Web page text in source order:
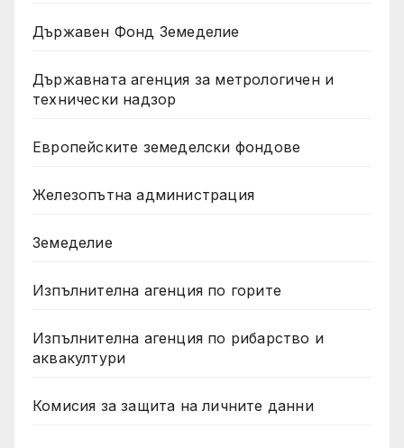
Държавен Фонд Земеделие
Държавната агенция за метрологичен и
технически надзор
Европейските земеделски фондове
Железопътна администрация
Земеделие
Изпълнителна агенция по горите
Изпълнителна агенция по рибарство и
аквакултури
Комисия за защита на личните данни